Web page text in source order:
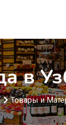
в
Товары и